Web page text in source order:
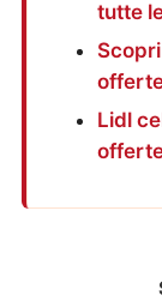
tutte
Lidl